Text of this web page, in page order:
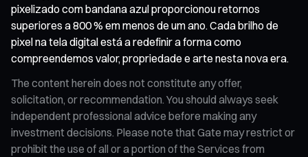
pixelizado com bandana azul proporcionou retornos
superiores a 800 % em menos de um ano. Cada brilho de
pixel na tela digital está a redefinir a forma como
compreendemos valor, propriedade e arte nesta nova era.
The content herein does not constitute any offer,
solicitation, or recommendation. You should always seek
independent professional advice before making any
investment decisions. Please note that Gate may restrict or
prohibit the use of all or a portion of the Services from